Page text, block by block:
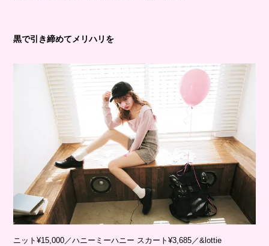
黒で引き締めてメリハリを
ニット¥15,000／ハニーミーハニー スカート¥3,685／&lottie